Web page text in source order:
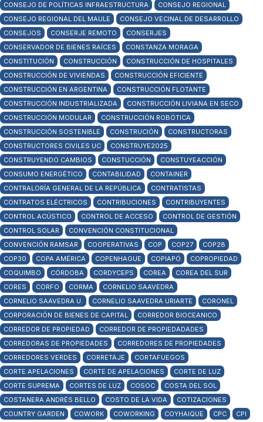
CONSEJO DE POLÍTICAS INFRAESTRUCTURA
CONSEJO REGIONAL
CONSEJO REGIONAL DEL MAULE
CONSEJO VECINAL DE DESARROLLO
CONSEJOS
CONSERJE REMOTO
CONSERJES
CONSERVADOR DE BIENES RAÍCES
CONSTANZA MORAGA
CONSTITUCIÓN
CONSTRUCCIÓN
CONSTRUCCIÓN DE HOSPITALES
CONSTRUCCIÓN DE VIVIENDAS
CONSTRUCCIÓN EFICIENTE
CONSTRUCCIÓN EN ARGENTINA
CONSTRUCCIÓN FLOTANTE
CONSTRUCCIÓN INDUSTRIALIZADA
CONSTRUCCIÓN LIVIANA EN SECO
CONSTRUCCIÓN MODULAR
CONSTRUCCIÓN ROBÓTICA
CONSTRUCCIÓN SOSTENIBLE
CONSTRUCIÓN
CONSTRUCTORAS
CONSTRUCTORES CIVILES UC
CONSTRUYE2025
CONSTRUYENDO CAMBIOS
CONSTUCCIÓN
CONSTUYEACCIÓN
CONSUMO ENERGÉTICO
CONTABILIDAD
CONTAINER
CONTRALORÍA GENERAL DE LA REPÚBLICA
CONTRATISTAS
CONTRATOS ELÉCTRICOS
CONTRIBUCIONES
CONTRIBUYENTES
CONTROL ACÚSTICO
CONTROL DE ACCESO
CONTROL DE GESTIÓN
CONTROL SOLAR
CONVENCIÓN CONSTITUCIONAL
CONVENCIÓN RAMSAR
COOPERATIVAS COP COP27
COP28
COP30
COPA AMÉRICA COPENHAGUE COPIAPÓ
COPROPIEDAD
COQUIMBO
CÓRDOBA CORDYCEPS COREA
COREA DEL SUR
CORES
CORFO CORMA
CORNELIO SAAVEDRA
CORNELIO SAAVEDRA U.
CORNELIO SAAVEDRA URIARTE
CORONEL
CORPORACIÓN DE BIENES DE CAPITAL
CORREDOR BIOCEANICO
CORREDOR DE PROPIEDAD
CORREDOR DE PROPIEDADADES
CORREDORAS DE PROPIEDADES
CORREDORES DE PROPIEDADES
CORREDORES VERDES
CORRETAJE
CORTAFUEGOS
CORTE APELACIONES
CORTE DE APELACIONES
CORTE DE LUZ
CORTE SUPREMA
CORTES DE LUZ COSOC
COSTA DEL SOL
COSTANERA ANDRÉS BELLO
COSTO DE LA VIDA
COTIZACIONES
COUNTRY GARDEN
COWORK COWORKING COYHAIQUE CPC
CPI